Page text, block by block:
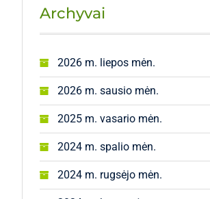
Archyvai
2026 m. liepos mėn.
2026 m. sausio mėn.
2025 m. vasario mėn.
2024 m. spalio mėn.
2024 m. rugsėjo mėn.